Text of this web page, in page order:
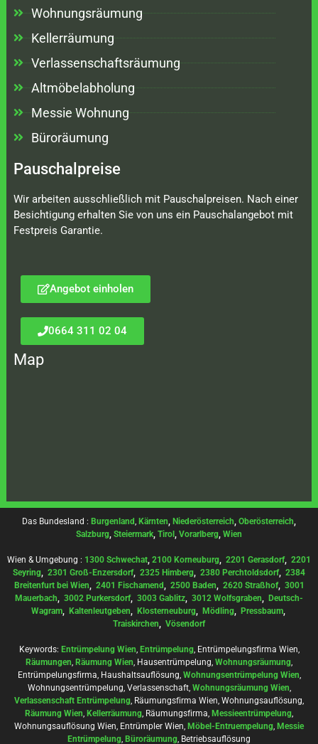
Wohnungsräumung
Kellerräumung
Verlassenschaftsräumung
Altmöbelabholung
Messie Wohnung
Büroräumung
Pauschalpreise
Wir arbeiten ausschließlich mit Pauschalpreisen. Nach einer
Besichtigung erhalten Sie von uns ein Pauschalangebot mit
Festpreis Garantie.
Angebot einholen
0664 311 02 04
Map
Das Bundesland : Burgenland, Kärnten, Niederösterreich, Oberösterreich,
Salzburg, Steiermark, Tirol , Vorarlberg, Wien
Wien & Umgebung : 1300 Schwechat, 2100 Korneuburg, 2201 Gerasdorf, 2201
Seyring, 2301 Groß-Enzersdorf, 2325 Himberg, 2380 Perchtoldsdorf, 2384
Breitenfurt bei Wien, 2401 Fischamend, 2500 Baden, 2620 Straßhof, 3001
Mauerbach, 3002 Purkersdorf, 3003 Gablitz, 3012 Wolfsgraben, Deutsch-
Wagram, Kaltenleutgeben, Klosterneuburg, Mödling, Pressbaum,
Traiskirchen, Vösendorf
Keywords: Entrümpelung Wien, Entrümpelung, Entrümpelungsfirma Wien,
Räumungen, Räumung Wien, Hausentrümpelung, Wohnungsräumung,
Entrümpelungsfirma, Haushaltsauflösung, Wohnungsentrümpelung Wien,
Wohnungsentrümpelung, Verlassenschaft, Wohnungsräumung Wien,
Verlassenschaft Entrümpelung, Räumungsfirma Wien, Wohnungsauflösung,
Räumung Wien, Kellerräumung, Räumungsfirma, Messieentrümpelung,
Wohnungsauflösung Wien, Entrümpler Wien, Möbel-Entruempelung, Messie
Entrümpelung, Büroräumung, Betriebsauflösung